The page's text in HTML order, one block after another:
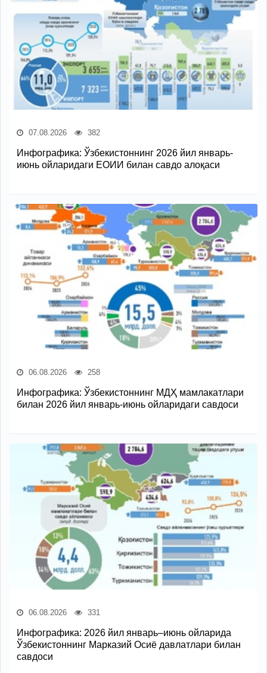
07.08.2026 382
Инфографика: Ўзбекистоннинг 2026 йил январь-
июнь ойларидаги ЕОИИ билан савдо алоқаси
06.08.2026 258
Инфографика: Ўзбекистоннинг МДҲ мамлакатлари
билан 2026 йил январь-июнь ойларидаги савдоси
06.08.2026 331
Инфографика: 2026 йил январь–июнь ойларида
Ўзбекистоннинг Марказий Осиё давлатлари билан
савдоси